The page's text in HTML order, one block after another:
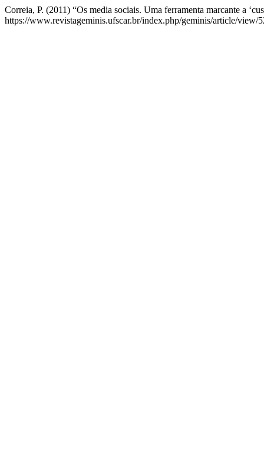
Correia, P. (2011) “Os media sociais. Uma ferramenta marcante a
https://www.revistageminis.ufscar.br/index.php/geminis/article/view/